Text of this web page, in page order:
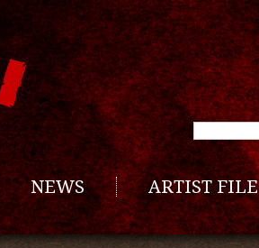
NEWS ARTIST FILE